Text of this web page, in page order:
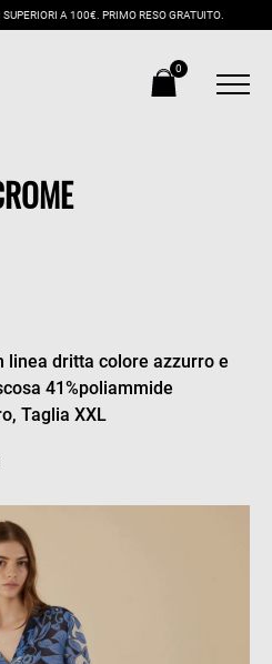
A 100€. PRIMO RESO GRATUITO.
0
linea dritta colore azzurro e
41%poliammide
Taglia XXL